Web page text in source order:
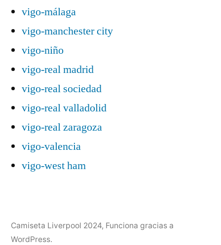
vigo-málaga
vigo-manchester city
vigo-niño
vigo-real madrid
vigo-real sociedad
vigo-real valladolid
vigo-real zaragoza
vigo-valencia
vigo-west ham
Camiseta Liverpool 2024, Funciona gracias a
WordPress.